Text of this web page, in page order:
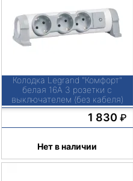
Колодка Legrand "Комфорт"
белая 16А 3 розетки с
выключателем (без кабеля)
1 830 ₽
Нет в наличии